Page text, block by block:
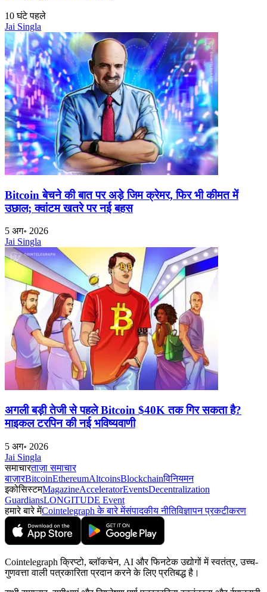
10 घंटे पहले
Jai Singla
Bitcoin बेचने की बात पर अड़े जिम क्रेमर, फिर भी कीमत में
उछाल; क्वांटम खतरे पर नई बहस
5 अग॰ 2026
Jai Singla
अगली बड़ी तेजी से पहले Bitcoin $40K तक गिर सकता है?
माइकल टरपिन की नई भविष्यवाणी
5 अग॰ 2026
Jai Singla
समाचारताज़ा समाचार
बाज़ारBitcoinEthereumAltcoinsBlockchainविनियमन
इकोसिस्टमMagazineAcceleratorEventsDecentralization
GuardiansLONGITUDE Event
हमारे बारे मेंCointelegraph के बारे मेंसंपादकीय नीतिविज्ञापन प्रकटीकरण
Cointelegraph क्रिप्टो, ब्लॉकचेन, AI और फिनटेक उद्योगों में स्वतंत्र, उच्च-
गुणवत्ता वाली पत्रकारिता प्रदान करने के लिए प्रतिबद्ध है।